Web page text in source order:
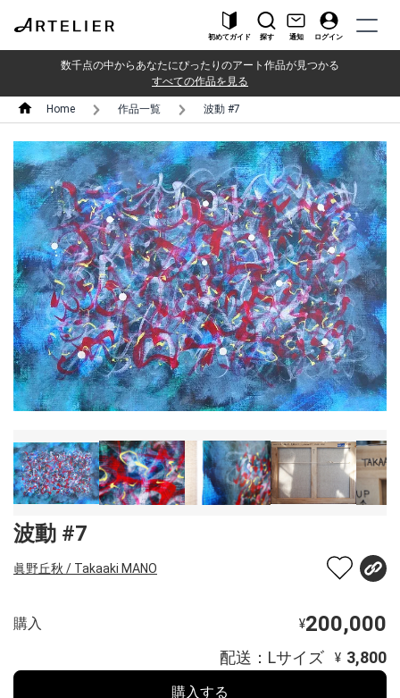
初めてガイド 探す 通知 ログイン
数千点の中からあなたにぴったりのアート作品が見つかる
すべての作品を見る
Home 作品一覧 波動 #7
波動 #7
眞野丘秋 / Takaaki MANO
購入 ¥200,000
配送：Lサイズ ¥ 3,800
購入する